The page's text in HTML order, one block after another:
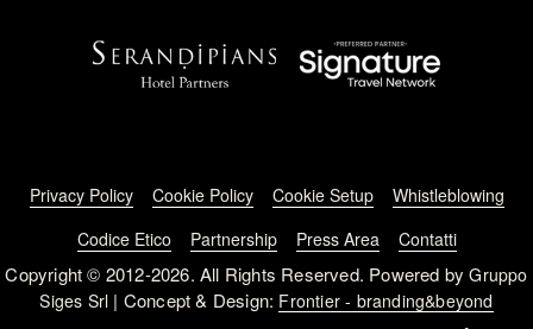
Footer menu
Privacy Policy Cookie Policy Cookie Setup
Whistleblowing
Codice Etico
Partnership Press Area Contatti
Copyright © 2012-2026. All Rights Reserved. Powered byGruppo
Siges Srl | Concept & Design: Frontier - branding&beyond